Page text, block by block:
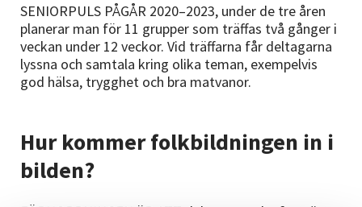
SENIORPULS PÅGÅR 2020–2023, under de tre åren
planerar man för 11 grupper som träffas två gånger i
veckan under 12 veckor. Vid träffarna får deltagarna
lyssna och samtala kring olika teman, exempelvis
god hälsa, trygghet och bra matvanor.
Hur kommer folkbildningen in i
bilden?